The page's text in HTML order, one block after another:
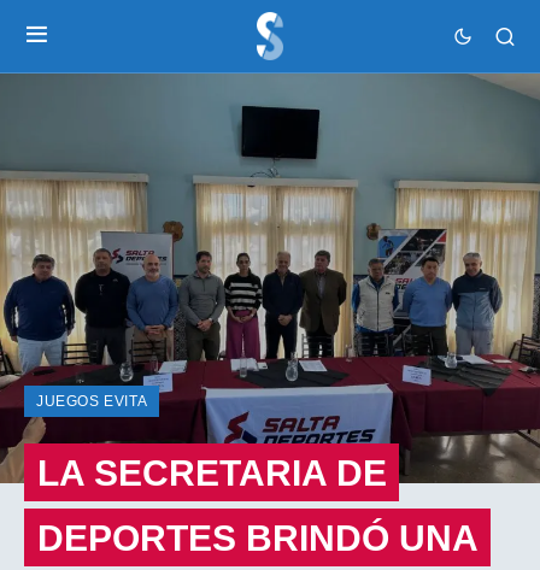
JUEGOS EVITA
LA SECRETARIA DE
DEPORTES BRINDÓ UNA